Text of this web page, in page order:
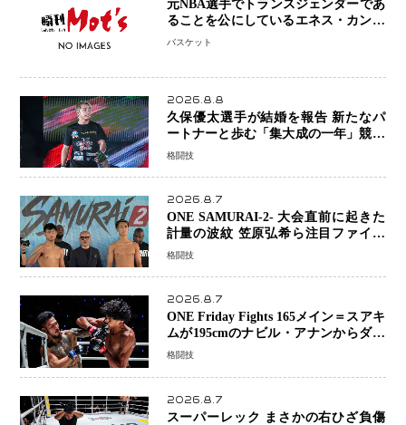
元NBA選手でトランスジェンダーであ
ることを公にしているエネス・カンタ
ーがWNBAドラフト参戦を表明「参加
バスケット
2026.8.8
久保優太選手が結婚を報告 新たなパ
ートナーと歩む「集大成の一年」競技
生活を支える存在に感謝
格闘技
2026.8.7
ONE SAMURAI-2- 大会直前に起きた
計量の波紋 笠原弘希ら注目ファイタ
ーは契約体重で決戦へ、山本歩夢と平
格闘技
2026.8.7
ONE Friday Fights 165メイン＝スアキ
ムが195cmのナビル・アナンからダウ
ン奪取！猛反撃を耐え抜き判定勝利、
格闘技
2026.8.7
スーパーレック まさかの右ひざ負傷